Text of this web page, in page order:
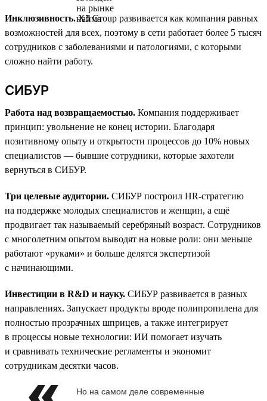
Инклюзивность.X5 Group развивается как компания равных
возможностей для всех, поэтому в сети работает более 5 тысяч
сотрудников с заболеваниями и патологиями, с которыми
сложно найти работу.
СИБУР
Работа над возвращаемостью. Компания поддерживает
принцип: увольнение не конец истории. Благодаря
позитивному опыту и открытости процессов до 10% новых
специалистов — бывшие сотрудники, которые захотели
вернуться в СИБУР.
Три целевые аудитории. СИБУР построил HR-стратегию
на поддержке молодых специалистов и женщин, а ещё
продвигает так называемый серебряный возраст. Сотрудников
с многолетним опытом выводят на новые роли: они меньше
работают «руками» и больше делятся экспертизой
с начинающими.
Инвестиции в R&D и науку. СИБУР развивается в разных
направлениях. Запускает продукты вроде полипропилена для
полностью прозрачных шприцев, а также интегрирует
в процессы новые технологии: ИИ помогает изучать
и сравнивать технические регламенты и экономит
сотрудникам десятки часов.
Но на самом деле современные